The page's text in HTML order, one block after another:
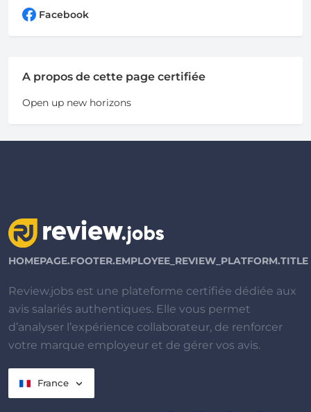
Facebook
A propos de cette page certifiée
Open up new horizons
HOMEPAGE.FOOTER.EMPLOYEE_REVIEW_PLATFORM.TITLE
Review.jobs est une plateforme certifiée dédiée aux
avis salariés authentiques. Elle vous permet
d’analyser l’expérience collaborateur, de renforcer
votre marque employeur et de gérer vos avis.
France